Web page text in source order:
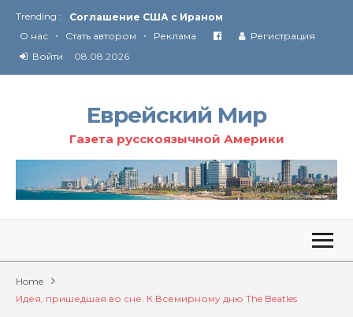
Trending :
Соглашение США с Ираном
Технология Революции в Иране
О нас • Стать автором • Реклама
Регистрация
Войти
08.08.2026
Еврейский Мир
Газета русскоязычной Америки
Home
Идея, пришедшая во сне. К Всемирному дню The Beatles